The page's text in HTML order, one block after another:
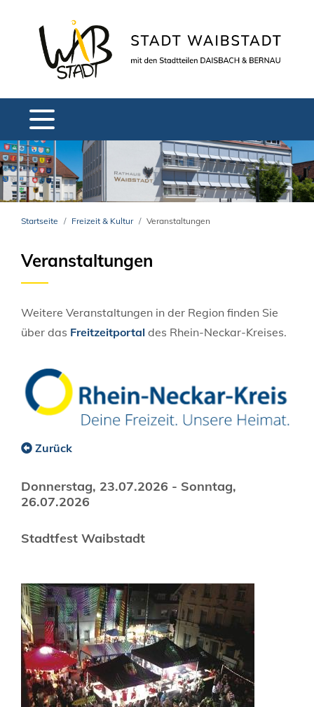
Startseite Freizeit & Kultur Veranstaltungen
Veranstaltungen
Weitere Veranstaltungen in der Region finden Sie
über das Freitzeitportal des Rhein-Neckar-Kreises.
Zurück
Donnerstag, 23.07.2026 - Sonntag,
26.07.2026
Stadtfest Waibstadt